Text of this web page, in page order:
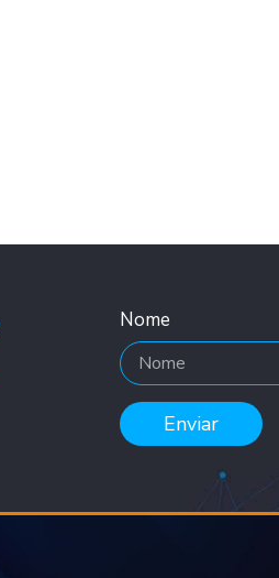
Nome
Enviar